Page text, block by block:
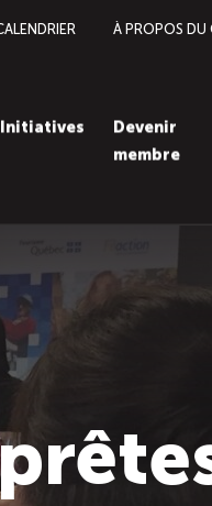
À PROPOS DU
Initiatives
Devenir
membre